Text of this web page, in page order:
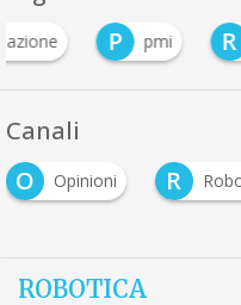
P pmi R
Canali
O
Opinioni R
ROBOTICA